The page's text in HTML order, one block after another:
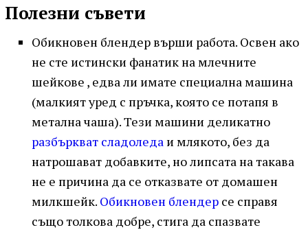
Полезни съвети
Обикновен блендер върши работа. Освен ако
не сте истински фанатик на млечните
шейкове , едва ли имате специална машина
(малкият уред с пръчка, която се потапя в
метална чаша). Тези машини деликатно
разбъркват сладоледаи млякото, без да
натрошават добавките, но липсата на такава
не е причина да се отказвате от домашен
милкшейк. Обикновен блендерсе справя
също толкова добре, стига да спазвате